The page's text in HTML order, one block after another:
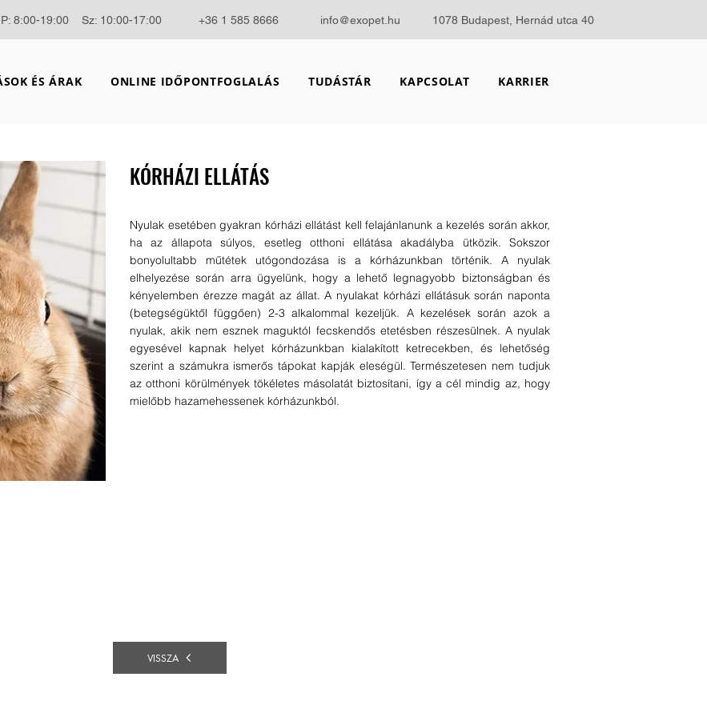
P: 8:00-19:00 Sz: 10:00-17:00 +36 1 585 8666 info@exopet.hu 1078 Budapest, Hernád utca 40
ÉS ÁRAK ONLINE IDŐPONTFOGLALÁS TUDÁSTÁR KAPCSOLAT KARRIER
KÓRHÁZI ELLÁTÁS
Nyulak esetében gyakran kórházi ellátást kell felajánlanunk a kezelés során akkor,
ha az állapota súlyos, esetleg otthoni ellátása akadályba ütközik. Sokszor
bonyolultabb műtétek utógondozása is a kórházunkban történik. A nyulak
elhelyezése során arra ügyelünk, hogy a lehető legnagyobb biztonságban és
kényelemben érezze magát az állat. A nyulakat kórházi ellátásuk során naponta
(betegségüktől függően) 2-3 alkalommal kezeljük. A kezelések során azok a
nyulak, akik nem esznek maguktól fecskendős etetésben részesülnek. A nyulak
egyesével kapnak helyet kórházunkban kialakított ketrecekben, és lehetőség
szerint a számukra ismerős tápokat kapják eleségül. Természetesen nem tudjuk
az otthoni körülmények tökéletes másolatát biztosítani, így a cél mindig az, hogy
mielőbb hazamehessenek kórházunkból.
VISSZA